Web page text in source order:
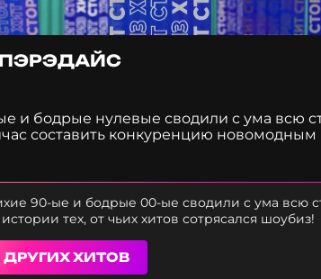
и бодрые нулевые сводили с ума всю
составить конкуренцию
тех, от чьих хитов сотрясался шоубиз!
90-ые и бодрые 00-ые сводили с ума всю
тех, от чьих хитов сотрясался шоубиз!
ХИТОВ